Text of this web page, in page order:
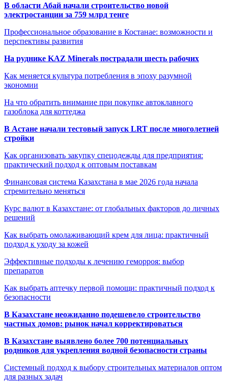
В области Абай начали строительство новой
электростанции за 759 млрд тенге
Профессиональное образование в Костанае: возможности и
перспективы развития
На руднике KAZ Minerals пострадали шесть рабочих
Как меняется культура потребления в эпоху разумной
экономии
На что обратить внимание при покупке автоклавного
газоблока для коттеджа
В Астане начали тестовый запуск LRT после многолетней
стройки
Как организовать закупку спецодежды для предприятия:
практический подход к оптовым поставкам
Финансовая система Казахстана в мае 2026 года начала
стремительно меняться
Курс валют в Казахстане: от глобальных факторов до личных
решений
Как выбрать омолаживающий крем для лица: практичный
подход к уходу за кожей
Эффективные подходы к лечению геморроя: выбор
препаратов
Как выбрать аптечку первой помощи: практичный подход к
безопасности
В Казахстане неожиданно подешевело строительство
частных домов: рынок начал корректироваться
В Казахстане выявлено более 700 потенциальных
родников для укрепления водной безопасности страны
Системный подход к выбору строительных материалов оптом
для разных задач